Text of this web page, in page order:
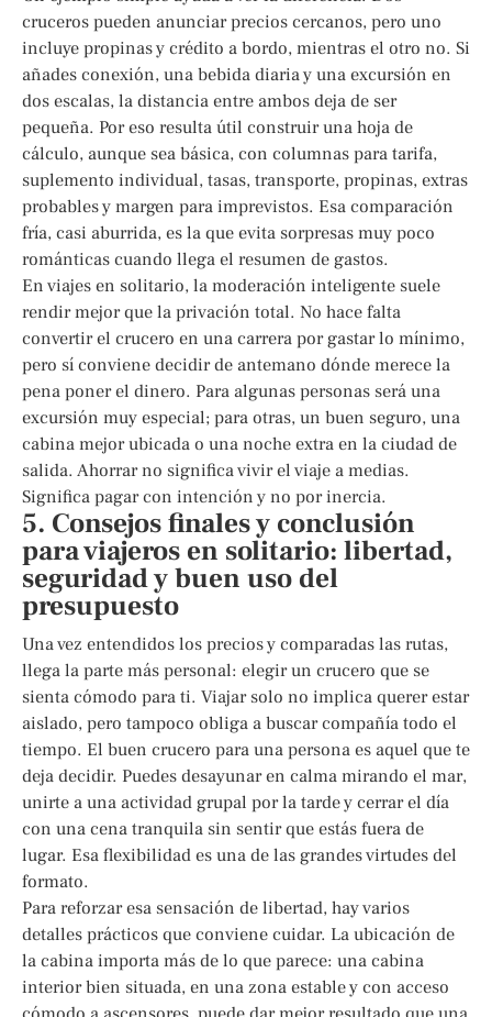
cruceros pueden anunciar precios cercanos, pero uno
incluye propinas y crédito a bordo, mientras el otro no. Si
añades conexión, una bebida diaria y una excursión en
dos escalas, la distancia entre ambos deja de ser
pequeña. Por eso resulta útil construir una hoja de
cálculo, aunque sea básica, con columnas para tarifa,
suplemento individual, tasas, transporte, propinas, extras
probables y margen para imprevistos. Esa comparación
fría, casi aburrida, es la que evita sorpresas muy poco
románticas cuando llega el resumen de gastos.
En viajes en solitario, la moderación inteligente suele
rendir mejor que la privación total. No hace falta
convertir el crucero en una carrera por gastar lo mínimo,
pero sí conviene decidir de antemano dónde merece la
pena poner el dinero. Para algunas personas será una
excursión muy especial; para otras, un buen seguro, una
cabina mejor ubicada o una noche extra en la ciudad de
salida. Ahorrar no significa vivir el viaje a medias.
Significa pagar con intención y no por inercia.
5. Consejos finales y conclusión
para viajeros en solitario: libertad,
seguridad y buen uso del
presupuesto
Una vez entendidos los precios y comparadas las rutas,
llega la parte más personal: elegir un crucero que se
sienta cómodo para ti. Viajar solo no implica querer estar
aislado, pero tampoco obliga a buscar compañía todo el
tiempo. El buen crucero para una persona es aquel que te
deja decidir. Puedes desayunar en calma mirando el mar,
unirte a una actividad grupal por la tarde y cerrar el día
con una cena tranquila sin sentir que estás fuera de
lugar. Esa flexibilidad es una de las grandes virtudes del
formato.
Para reforzar esa sensación de libertad, hay varios
detalles prácticos que conviene cuidar. La ubicación de
la cabina importa más de lo que parece: una cabina
interior bien situada, en una zona estable y con acceso